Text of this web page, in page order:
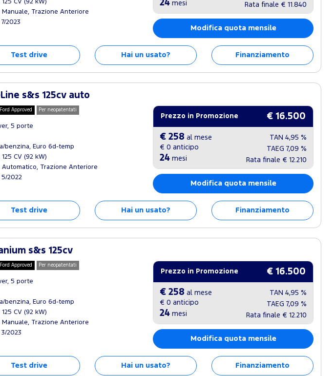
CV (92 kW)
Manuale, Trazione Anteriore
7/2023
24 mesi
Rata finale € 11.840
Modifica quota mensile
Test drive Hai un usato? Finanziamento
s&s 125cv auto
Ford Approved Per neopatentati
5 porte
benzina, Euro 6d-temp
CV (92 kW)
Automatico, Trazione Anteriore
5/2022
Prezzo in Promozione € 16.500
€ 258 al mese
€ 0 anticipo
24 mesi
TAN 4,95 %
TAEG 7,09 %
Rata finale € 12.210
Modifica quota mensile
Test drive Hai un usato? Finanziamento
s&s 125cv
Ford Approved Per neopatentati
5 porte
benzina, Euro 6d-temp
CV (92 kW)
Manuale, Trazione Anteriore
3/2023
Prezzo in Promozione € 16.500
€ 258 al mese
€ 0 anticipo
24 mesi
TAN 4,95 %
TAEG 7,09 %
Rata finale € 12.210
Modifica quota mensile
Test drive Hai un usato? Finanziamento